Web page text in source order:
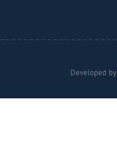
Developed by